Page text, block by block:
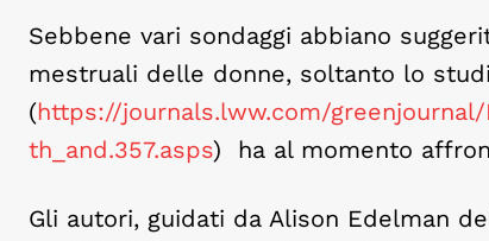
Sebbene vari sondaggi abbiano
mestruali delle donne, soltanto lo
(https://journals.lww.com/
th_and.357.asps) ha al momento
Gli autori, guidati da Alison Edelman